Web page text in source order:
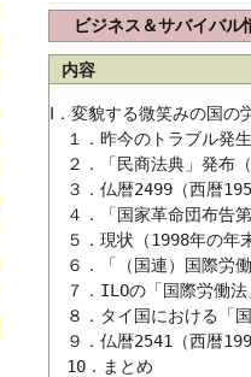
ビジネス＆サバイバル
内容
Ⅰ．変貌する微笑みの国の
１．昨今のトラブル発
２．「民商法典」発布
３．仏暦2499（西暦
４．「国家革命団布告
５．現状（1998年の年
６．「（国連）国際労
７．ILOの「国際労働法
８．タイ国における「
９．仏暦2541（西暦
10．まとめ